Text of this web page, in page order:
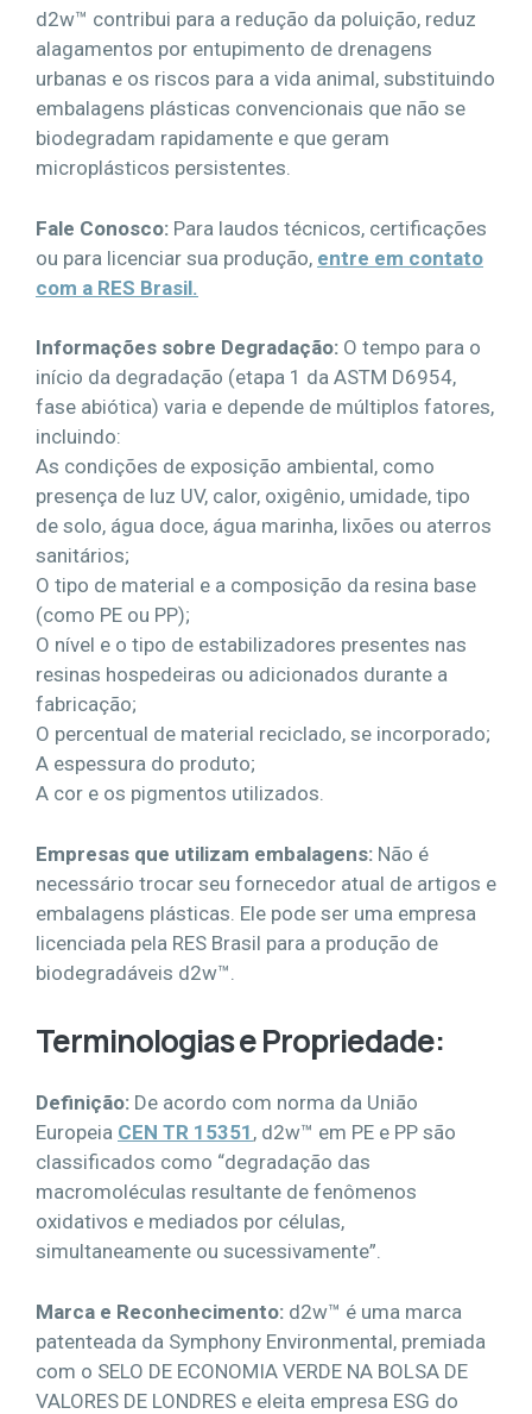
d2w™ contribui para a redução da poluição, reduz
alagamentos por entupimento de drenagens
urbanas e os riscos para a vida animal, substituindo
embalagens plásticas convencionais que não se
biodegradam rapidamente e que geram
microplásticos persistentes.
Fale Conosco: Para laudos técnicos, certificações
ou para licenciar sua produção, entre em contato
com a RES Brasil.
Informações sobre Degradação: O tempo para o
início da degradação (etapa 1 da ASTM D6954,
fase abiótica) varia e depende de múltiplos fatores,
incluindo:
As condições de exposição ambiental, como
presença de luz UV, calor, oxigênio, umidade, tipo
de solo, água doce, água marinha, lixões ou aterros
sanitários;
O tipo de material e a composição da resina base
(como PE ou PP);
O nível e o tipo de estabilizadores presentes nas
resinas hospedeiras ou adicionados durante a
fabricação;
O percentual de material reciclado, se incorporado;
A espessura do produto;
A cor e os pigmentos utilizados.
Empresas que utilizam embalagens: Não é
necessário trocar seu fornecedor atual de artigos e
embalagens plásticas. Ele pode ser uma empresa
licenciada pela RES Brasil para a produção de
biodegradáveis d2w™.
Terminologias e Propriedade:
Definição: De acordo com norma da União
Europeia CEN TR 15351 , d2w™ em PE e PP são
classificados como “degradação das
macromoléculas resultante de fenômenos
oxidativos e mediados por células,
simultaneamente ou sucessivamente”.
Marca e Reconhecimento: d2w™ é uma marca
patenteada da Symphony Environmental, premiada
com o SELO DE ECONOMIA VERDE NA BOLSA DE
VALORES DE LONDRES e eleita empresa ESG do